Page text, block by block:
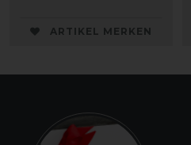
ARTIKEL MERKEN